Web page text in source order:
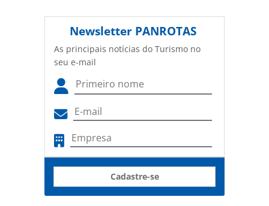
Newsletter PANROTAS
As principais notícias do Turismo no
seu e-mail
Cadastre-se